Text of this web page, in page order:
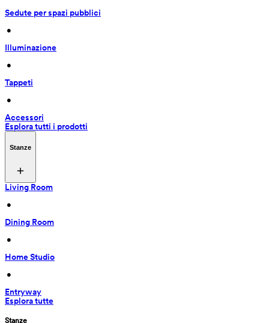
Sedute per spazi pubblici
•
Illuminazione
•
Tappeti
•
Accessori
Esplora tutti i prodotti
Stanze
Living Room
•
Dining Room
•
Home Studio
•
Entryway
Esplora tutte
Stanze